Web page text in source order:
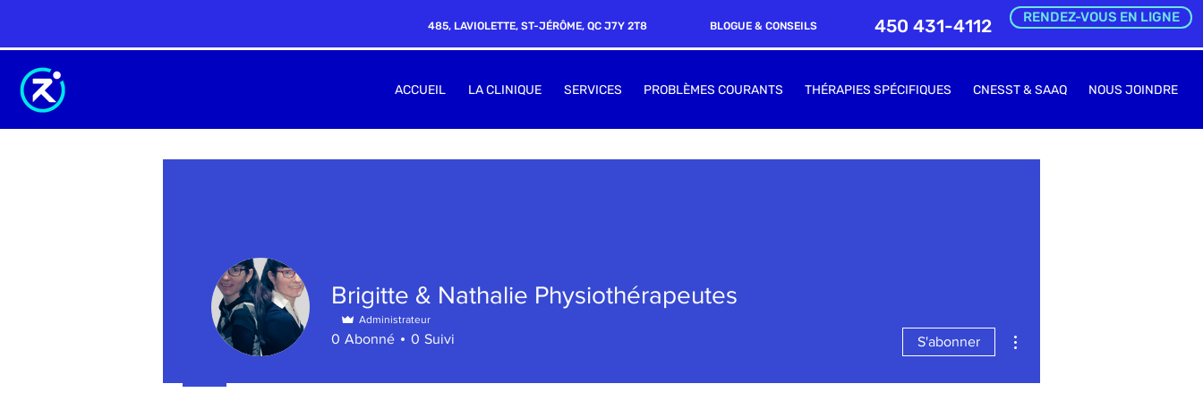
485, LAVIOLETTE, ST-JÉRÔME, QC J7Y 2T8 BLOGUE & CONSEILS 450 431-4112 RENDEZ-VOUS EN LIGNE
ACCUEIL LA CLINIQUE SERVICES PROBLÈMES COURANTS THÉRAPIES SPÉCIFIQUES CNESST & SAAQ NOUS JOINDRE
Brigitte & Nathalie Physiothérapeutes
Administrateur
0 Abonné 0 Suivi S'abonner